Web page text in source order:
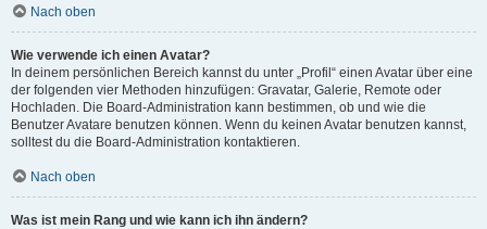
Nach oben
Wie verwende ich einen Avatar?
In deinem persönlichen Bereich kannst du unter „Profil“ einen Avatar über eine
der folgenden vier Methoden hinzufügen: Gravatar, Galerie, Remote oder
Hochladen. Die Board-Administration kann bestimmen, ob und wie die
Benutzer Avatare benutzen können. Wenn du keinen Avatar benutzen kannst,
solltest du die Board-Administration kontaktieren.
Nach oben
Was ist mein Rang und wie kann ich ihn ändern?